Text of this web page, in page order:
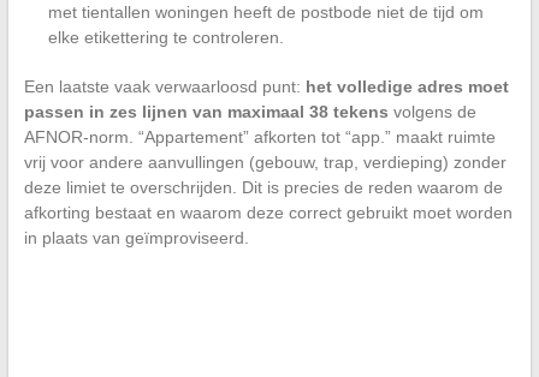
met tientallen woningen heeft de postbode niet de tijd om
elke etikettering te controleren.
Een laatste vaak verwaarloosd punt: het volledige adres moet
passen in zes lijnen van maximaal 38 tekens volgens de
AFNOR-norm. “Appartement” afkorten tot “app.” maakt ruimte
vrij voor andere aanvullingen (gebouw, trap, verdieping) zonder
deze limiet te overschrijden. Dit is precies de reden waarom de
afkorting bestaat en waarom deze correct gebruikt moet worden
in plaats van geïmproviseerd.